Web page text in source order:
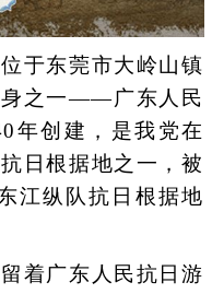
于东莞市大岭山镇
身之一——广东人民
年创建，是我党在
日根据地之一，被
江纵队抗日根据地
着广东人民抗日游